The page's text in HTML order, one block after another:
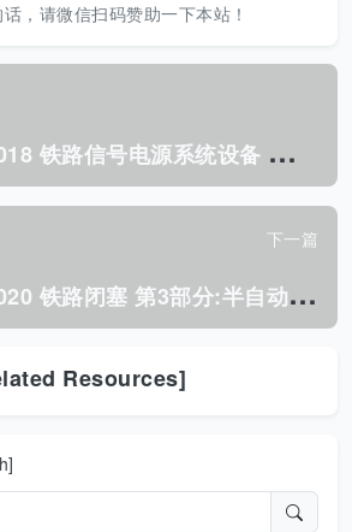
，请微信扫码赞助一下本站！
T
B/T 1528.6-2018 铁路信号电源系统设备 第6部分:不间断电源(UPS)及蓄电池组.pdf
下一篇
T
B/T 1567.3-2020 铁路闭塞 第3部分:半自动闭塞技术条件.pdf
Resources]